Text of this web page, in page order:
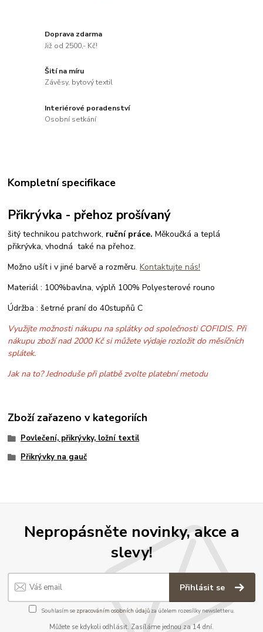
Doprava zdarma
Již od 2500,- Kč!
Šití na míru
Závěsy, bytový textil
Interiérové poradenství
Osobní setkání
Kompletní specifikace
Přikrývka - přehoz prošívaný
šitý technikou patchwork, ruční práce. Měkoučká a teplá
přikrývka, vhodná také na přehoz.
Možno ušít i v jiné barvě a rozměru.Kontaktujte nás!
Materiál : 100%bavlna, výplň 100% Polyesterové rouno
Údržba : šetrné praní do 40stupňů C
Využijte možnosti nákupu na splátky od společnosti COFIDIS. Při
nákupu zboží nad 2000 Kč si můžete výdaje rozložit do měsíčních
splátek.
Jak na to? Jednoduše při platbě zvolte platební metodu
Zboží zařazeno v kategoriích
Povlečení, přikrývky, ložní textil
Přikrývky na gauč
Nepropásněte novinky, akce a
slevy!
Přihlásit se
Souhlasím se zpracováním osobních údajůza účelem rozesílky newsletteru.
Můžete se kdykoli odhlásit. Zasíláme jednou za 14 dní.